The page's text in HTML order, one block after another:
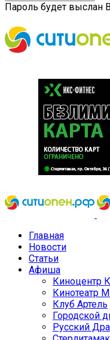
Пароль будет выслан
Главная
Новости
Статьи
Афиша
Киноцентр
Кинотеатр
Клуб Артель
Городской
Русский